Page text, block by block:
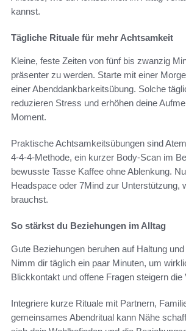
kannst.
Tägliche Rituale für mehr Achtsamkeit
Kleine, feste Zeiten von fünf bis zwanzig
präsenter zu werden. Starte mit einer
einer Abenddankbarkeitsübung. Solche
reduzieren Stress und erhöhen deine
Moment.
Praktische Achtsamkeitsübungen sind
4-4-4-Methode, ein kurzer Body-Scan im
bewusste Tasse Kaffee ohne Ablenkung.
Headspace oder 7Mind zur Unterstützung,
brauchst.
So stärkst du Beziehungen im Alltag
Gute Beziehungen beruhen auf Haltung
Nimm dir täglich ein paar Minuten, um
Blickkontakt und offene Fragen steigern die
Integriere kurze Rituale mit Partnern,
gemeinsames Abendritual kann Nähe